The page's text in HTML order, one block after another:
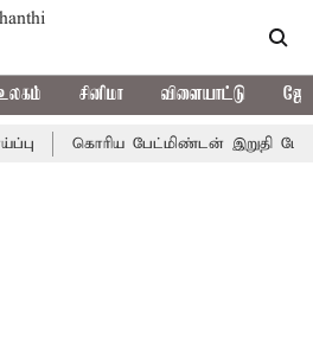
சினிமா விளையாட்டு
கொரிய பேட்மிண்டன் இறுதி போட்டி;